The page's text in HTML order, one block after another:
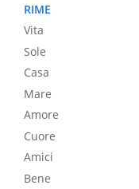
RIME
Vita
Sole
Casa
Mare
Amore
Cuore
Amici
Bene